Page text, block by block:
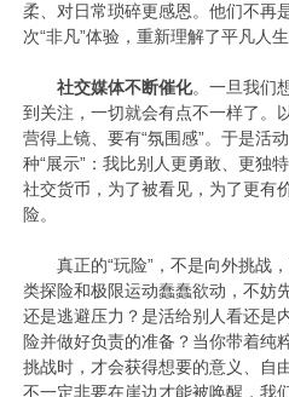
柔、对日常琐碎更感恩。他们不再
次“非凡”体验，重新理解了平凡人生
社交媒体不断催化。一旦我们
到关注，一切就会有点不一样了。
营得上镜、要有“氛围感”。于是活
种“展示”：我比别人更勇敢、更独
社交货币，为了被看见，为了更有
险。
真正的“玩险”，不是向外挑战，
类探险和极限运动蠢蠢欲动，不妨
还是逃避压力？是活给别人看还是
险并做好负责的准备？当你带着纯
挑战时，才会获得想要的意义、自
不一定非要在崖边才能被唤醒，我